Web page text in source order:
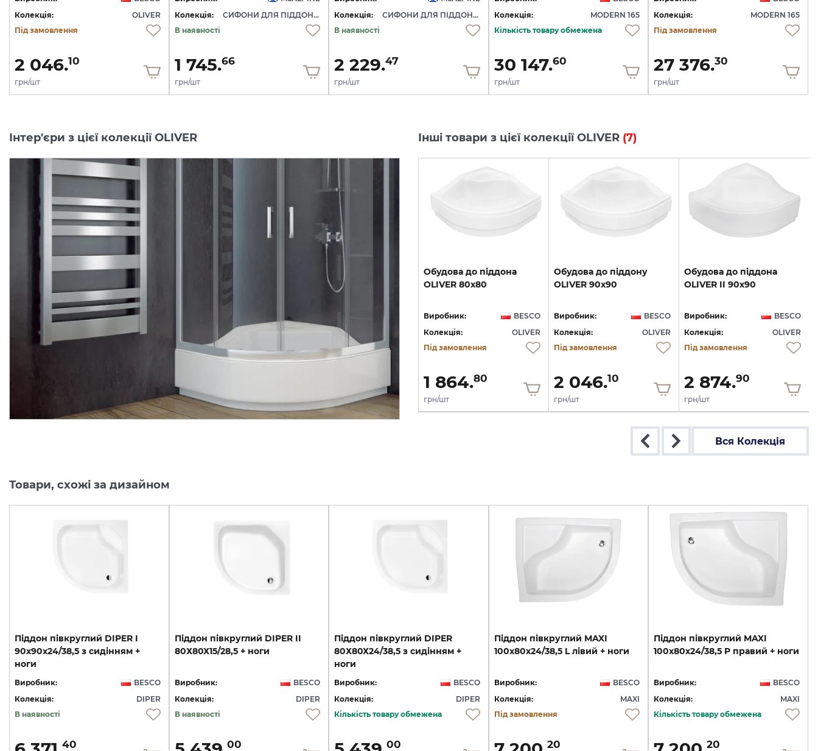
Колекція:
OLIVER
Під замовлення
2 046.10
грн/шт
Колекція:
СИФОНИ ДЛЯ ПІДДОНІВ
В наявності
1 745.66
грн/шт
Колекція:
СИФОНИ ДЛЯ ПІДДОНІВ
В наявності
2 229.47
грн/шт
Колекція:
MODERN 165
Кількість товару обмежена
30 147.60
грн/шт
Колекція:
MODERN 165
Під замовлення
27 376.30
грн/шт
Інтер'єри з цієї колекції OLIVER Інші товари з цієї колекції OLIVER (7)
Піддон півкруглий
Виробник:
BESCO
Колекція:
OLIVER
Під замовлення
OLIVER II 80x80x31,5
Під замовлення
7 200.
грн/шт
Обудова
II 80x80
Під замовлення
грн/шт
Обудова до піддона
OLIVER 80x80
Виробник:
BESCO
Колекція:
OLIVER
Під замовлення
1 864.80
грн/шт
Обудова до піддону
OLIVER 90x90
Виробник:
BESCO
Колекція:
OLIVER
Під замовлення
2 046.10
грн/шт
Обудова до піддона
OLIVER II 90x90
Виробник:
BESCO
Колекція:
OLIVER
Під замовлення
2 874.90
грн/шт
Вся Колекція
Товари, схожі за дизайном
Піддон півкруглий DIPER I
90x90x24/38,5 з сидінням +
ноги
Виробник:
BESCO
Колекція:
DIPER
В наявності
40
Піддон півкруглий DIPER II
80Х80Х15/28,5 + ноги
Виробник:
BESCO
Колекція:
DIPER
В наявності
00
Піддон півкруглий DIPER
80Х80Х24/38,5 з сидінням +
ноги
Виробник:
BESCO
Колекція:
DIPER
Кількість товару обмежена
00
Піддон півкруглий MAXI
100x80х24/38,5 L лівий + ноги
Виробник:
BESCO
Колекція:
MAXI
Під замовлення
20
Піддон півкруглий MAXI
100x80х24/38,5 P правий + ноги
Виробник:
BESCO
Колекція:
MAXI
Кількість товару обмежена
20